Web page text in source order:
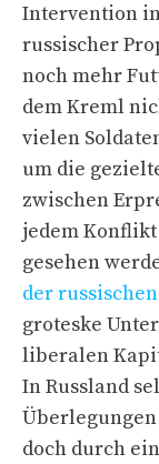
Intervention
russischer
noch mehr
dem Kreml
vielen
um die
zwischen
jedem
gesehen
der
groteske
liberalen
In Russland
doch durch